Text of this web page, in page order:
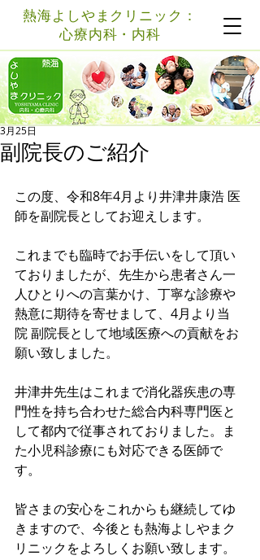
熱海よしやまクリニック：
心療内科・内科
記事
副院長のご紹介
3月25日
この度、令和8年4月より井津井康浩 医
師を副院長としてお迎えします。
これまでも臨時でお手伝いをして頂い
ておりましたが、先生から患者さん一
人ひとりへの言葉かけ、丁寧な診療や
熱意に期待を寄せまして、4月より当
院 副院長として地域医療への貢献をお
願い致しました。
井津井先生はこれまで消化器疾患の専
門性を持ち合わせた総合内科専門医と
して都内で従事されておりました。ま
た小児科診療にも対応できる医師で
す。
皆さまの安心をこれからも継続してゆ
きますので、今後とも熱海よしやまク
リニックをよろしくお願い致します。